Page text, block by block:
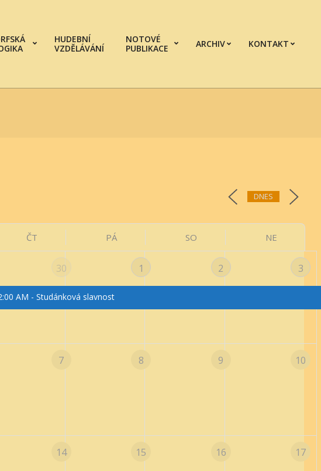
HUDEBNÍ
VZDĚLÁVÁNÍ
NOTOVÉ
PUBLIKACE
ARCHIV KONTAKT
DNES
ČT PÁ SO NE
30
AM - Studánková slavnost
1 2 3
7 8 9 10
14 15 16 17